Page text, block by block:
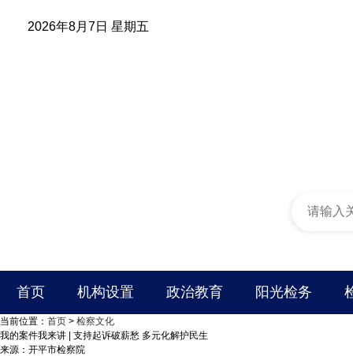
2026年8月7日 星期五
首页 机构设置 政治教育 阳光检务
当前位置： 首页 > 检察文化
我的案件我来讲 | 支持起诉破薪愁 多元化解护民生
来源：开平市检察院